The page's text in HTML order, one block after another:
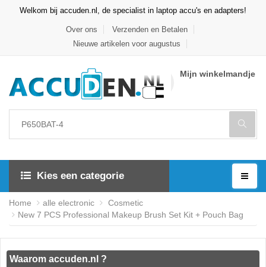
Welkom bij accuden.nl, de specialist in laptop accu's en adapters!
Over ons
Verzenden en Betalen
Nieuwe artikelen voor augustus
Mijn winkelmandje
Kies een categorie
Home alle electronic
Cosmetic
New 7 PCS Professional Makeup Brush Set Kit + Pouch Bag
Waarom accuden.nl ?